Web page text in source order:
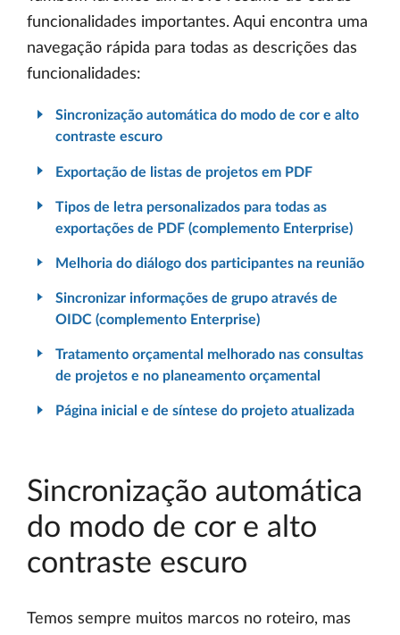
funcionalidades importantes. Aqui encontra uma
navegação rápida para todas as descrições das
funcionalidades:
Sincronização automática do modo de cor e alto
contraste escuro
Exportação de listas de projetos em PDF
Tipos de letra personalizados para todas as
exportações de PDF (complemento Enterprise)
Melhoria do diálogo dos participantes na reunião
Sincronizar informações de grupo através de
OIDC (complemento Enterprise)
Tratamento orçamental melhorado nas consultas
de projetos e no planeamento orçamental
Página inicial e de síntese do projeto atualizada
Sincronização automática
do modo de cor e alto
contraste escuro
Temos sempre muitos marcos no roteiro, mas